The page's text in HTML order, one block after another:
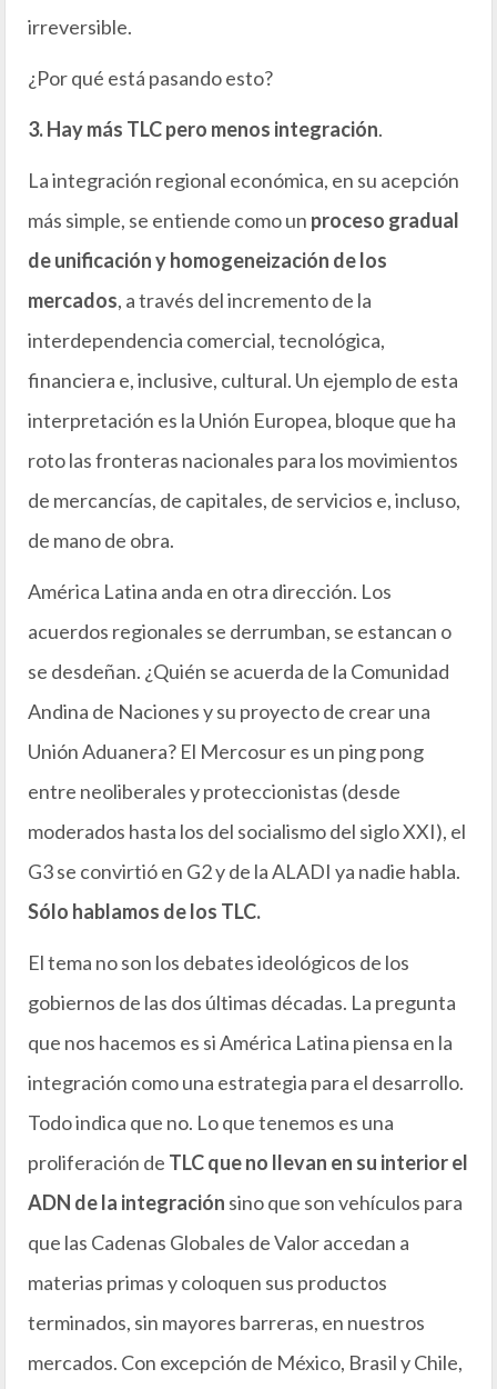
irreversible.
¿Por qué está pasando esto?
3. Hay más TLC pero menos integración.
La integración regional económica, en su acepción
más simple, se entiende como un proceso gradual
de unificación y homogeneización de los
mercados, a través del incremento de la
interdependencia comercial, tecnológica,
financiera e, inclusive, cultural. Un ejemplo de esta
interpretación es la Unión Europea, bloque que ha
roto las fronteras nacionales para los movimientos
de mercancías, de capitales, de servicios e, incluso,
de mano de obra.
América Latina anda en otra dirección. Los
acuerdos regionales se derrumban, se estancan o
se desdeñan. ¿Quién se acuerda de la Comunidad
Andina de Naciones y su proyecto de crear una
Unión Aduanera? El Mercosur es un ping pong
entre neoliberales y proteccionistas (desde
moderados hasta los del socialismo del siglo XXI), el
G3 se convirtió en G2 y de la ALADI ya nadie habla.
Sólo hablamos de los TLC.
El tema no son los debates ideológicos de los
gobiernos de las dos últimas décadas. La pregunta
que nos hacemos es si América Latina piensa en la
integración como una estrategia para el desarrollo.
Todo indica que no. Lo que tenemos es una
proliferación de TLC que no llevan en su interior el
ADN de la integración sino que son vehículos para
que las Cadenas Globales de Valor accedan a
materias primas y coloquen sus productos
terminados, sin mayores barreras, en nuestros
mercados. Con excepción de México, Brasil y Chile,